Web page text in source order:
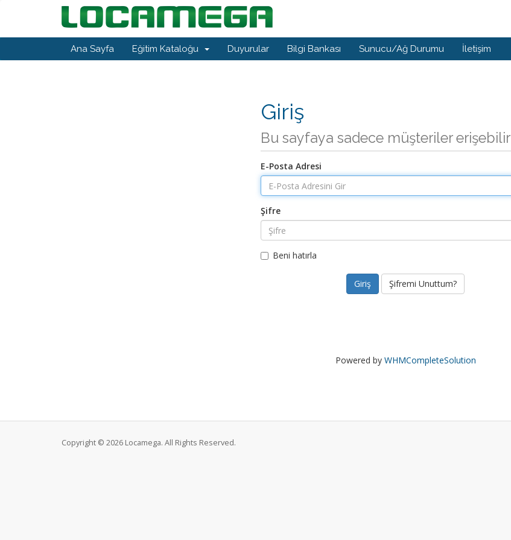
Ana Sayfa Eğitim Kataloğu Duyurular Bilgi Bankası Sunucu/Ağ Durumu İletişim
Giriş
Bu sayfaya sadece müşteriler erişebilir
E-Posta Adresi
Şifre
Beni hatırla
Şifremi Unuttum?
Powered by WHMCompleteSolution
Copyright © 2026 Locamega. All Rights Reserved.